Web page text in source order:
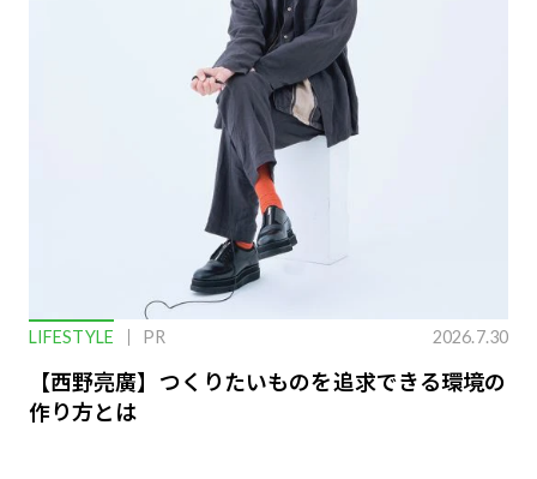
LIFESTYLE PR 2026.7.30
【西野亮廣】つくりたいものを追求できる環境の
作り方とは